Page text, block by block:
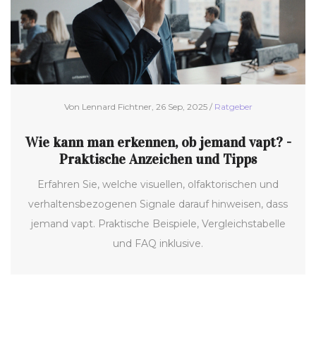
Von Lennard Fichtner, 26 Sep, 2025 / Ratgeber
Wie kann man erkennen, ob jemand vapt? -
Praktische Anzeichen und Tipps
Erfahren Sie, welche visuellen, olfaktorischen und
verhaltensbezogenen Signale darauf hinweisen, dass
jemand vapt. Praktische Beispiele, Vergleichstabelle
und FAQ inklusive.